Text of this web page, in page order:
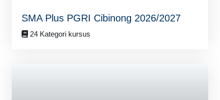
SMA Plus PGRI Cibinong 2026/2027
24 Kategori kursus